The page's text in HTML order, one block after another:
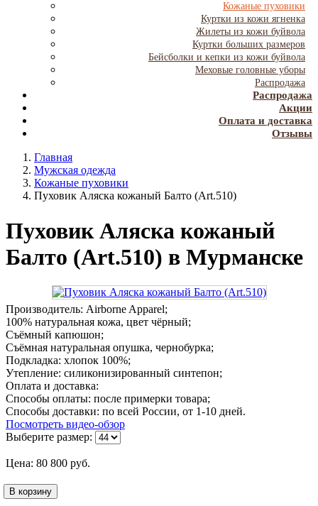
Кожаные пуховики
Куртки из кожи ягненка
Жилеты из кожи буйвола
Куртки больших размеров
Бейсболки и кепки из кожи буйвола
Меховые головные уборы
Распродажа
Распродажа
Акции
Оплата и доставка
Отзывы
Главная
Мужская одежда
Кожаные пуховики
Пуховик Аляска кожаный Балто (Art.510)
Пуховик Аляска кожаный
Балто (Art.510) в Мурманске
Производитель: Airborne Apparel;
100% натуральная кожа, цвет чёрный;
Съёмный капюшон;
Съёмная натуральная опушка, чернобурка;
Подкладка: хлопок 100%;
Утепление: силиконизированный синтепон;
Оплата и доставка:
Способы оплаты: после примерки товара;
Способы доставки: по всей России, от 1-10 дней.
Посмотреть видео-обзор
Выберите размер:
Цена: 80 800 руб.
В корзину